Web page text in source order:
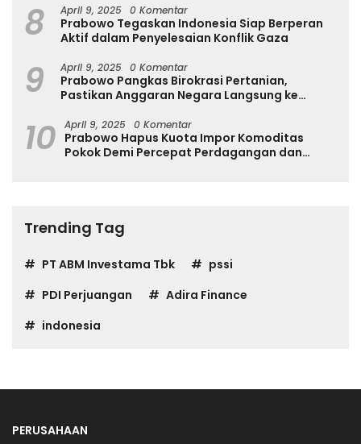
8 April 9, 2025 0 Komentar
Prabowo Tegaskan Indonesia Siap Berperan
Aktif dalam Penyelesaian Konflik Gaza
9 April 9, 2025 0 Komentar
Prabowo Pangkas Birokrasi Pertanian,
Pastikan Anggaran Negara Langsung ke
10 April 9, 2025 0 Komentar
Prabowo Hapus Kuota Impor Komoditas
Pokok Demi Percepat Perdagangan dan
Trending Tag
PT ABM Investama Tbk
pssi
PDI Perjuangan
Adira Finance
indonesia
PERUSAHAAN